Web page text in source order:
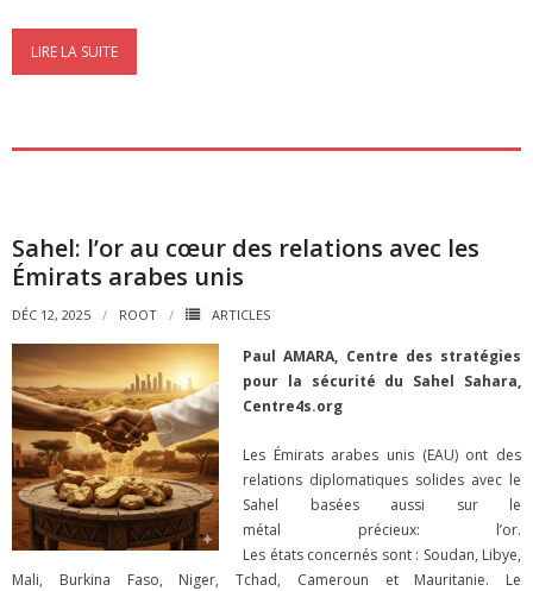
LIRE LA SUITE
Sahel: l’or au cœur des relations avec les
Émirats arabes unis
DÉC 12, 2025 ROOT ARTICLES
Paul AMARA, Centre des stratégies
pour la sécurité du Sahel Sahara,
Centre4s.org
Les Émirats arabes unis (EAU) ont des
relations diplomatiques solides avec le
Sahel basées aussi sur le
métal précieux: l’or.
Les états concernés sont : Soudan, Libye,
Mali, Burkina Faso, Niger, Tchad, Cameroun et Mauritanie. Le